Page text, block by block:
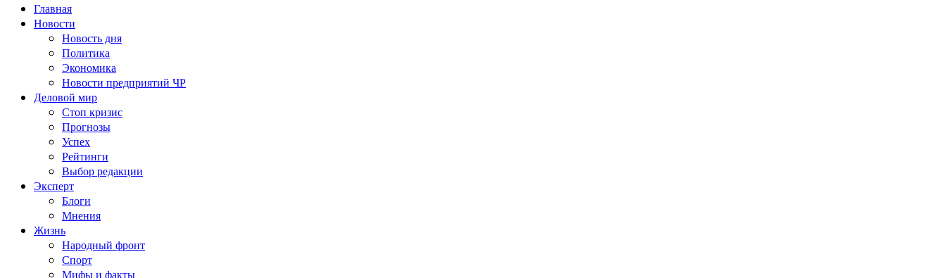
Главная
Новости
Новость дня
Политика
Экономика
Новости предприятий ЧР
Деловой мир
Стоп кризис
Прогнозы
Успех
Рейтинги
Выбор редакции
Эксперт
Блоги
Мнения
Жизнь
Народный фронт
Спорт
Мифы и факты